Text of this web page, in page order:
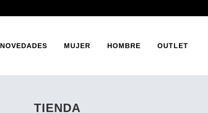
NOVEDADES MUJER HOMBRE OUTLET
TIENDA